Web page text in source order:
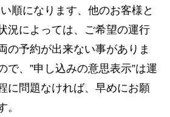
順になります、他のお客様と
況によっては、ご希望の運行
の予約が出来ない事がありま
で、”申し込みの意思表示”は運
に問題なければ、早めにお願
。